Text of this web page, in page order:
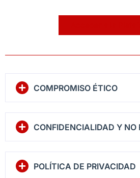
COMPROMISO ÉTICO
CONFIDENCIALIDAD Y NO
POLÍTICA DE PRIVACIDAD